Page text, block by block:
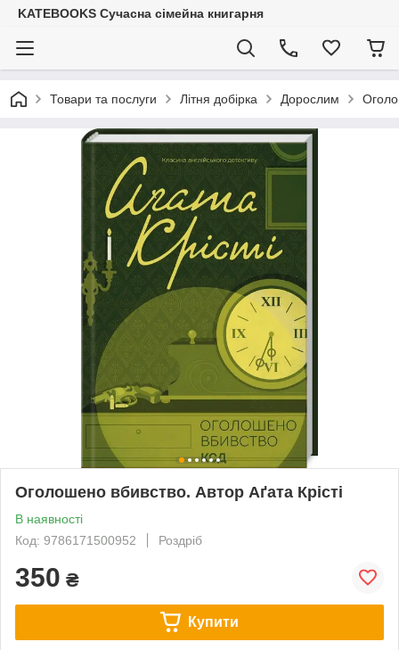
KATEBOOKS Сучасна сімейна книгарня
Товари та послуги Літня добірка Дорослим
Оголошено вбивство. Автор Аґата Крісті
В наявності
Код: 9786171500952
Роздріб
350 ₴
Купити